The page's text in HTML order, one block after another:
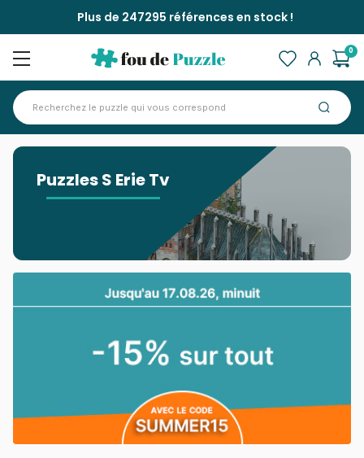
Plus de 247295 références en stock !
0
Puzzles S Erie Tv